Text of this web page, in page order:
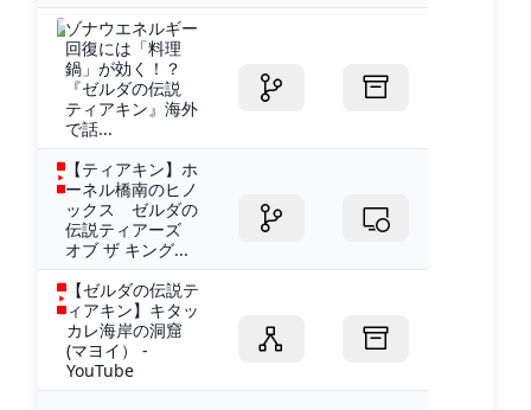
ゾナウエネルギー
回復には「料理
鍋」が効く！？
『ゼルダの伝説
ティアキン』海外
で話...
【ティアキン】ホ
ーネル橋南のヒノ
ックス ゼルダの
伝説ティアーズ
オブ ザ キング...
【ゼルダの伝説テ
ィアキン】キタッ
カレ海岸の洞窟
(マヨイ） -
YouTube